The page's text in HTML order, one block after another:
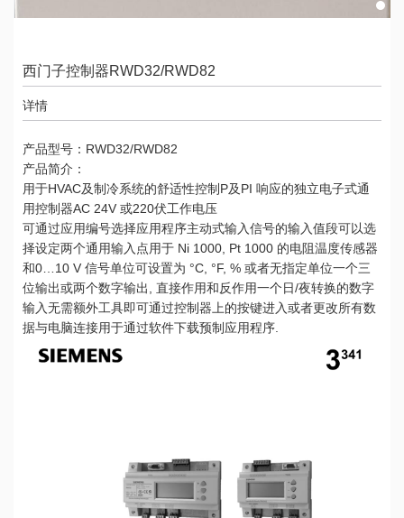
西门子控制器RWD32/RWD82
详情
产品型号：RWD32/RWD82
产品简介：
用于HVAC及制冷系统的舒适性控制P及PI 响应的独立电子式通
用控制器AC 24V 或220伏工作电压
可通过应用编号选择应用程序主动式输入信号的输入值段可以选
择设定两个通用输入点用于 Ni 1000, Pt 1000 的电阻温度传感器
和0…10 V 信号单位可设置为 °C, °F, % 或者无指定单位一个三
位输出或两个数字输出, 直接作用和反作用一个日/夜转换的数字
输入无需额外工具即可通过控制器上的按键进入或者更改所有数
据与电脑连接用于通过软件下载预制应用程序.